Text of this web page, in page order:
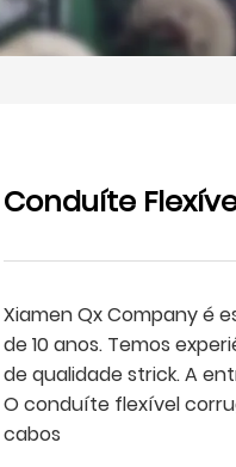
Conduíte
Xiamen Qx Company é
de 10 anos. Temos
de qualidade strick. A
O conduíte flexível
cabos